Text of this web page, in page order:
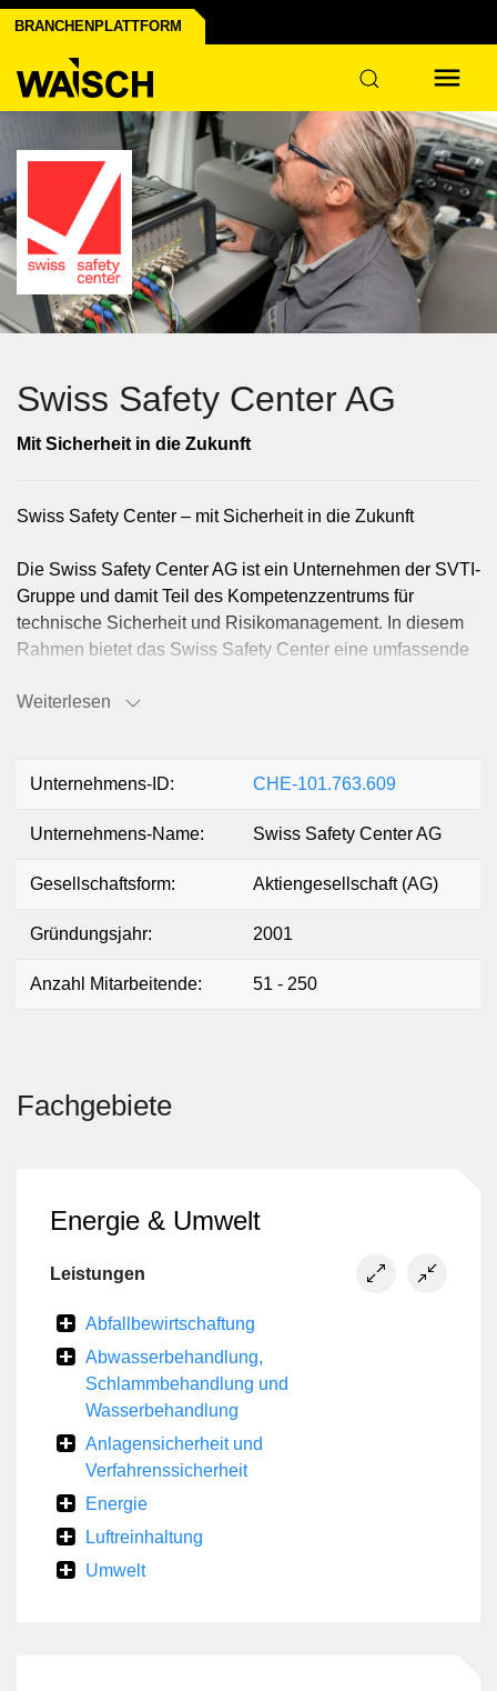
BRANCHENPLATTFORM
Swiss Safety Center AG
Mit Sicherheit in die Zukunft
Swiss Safety Center – mit Sicherheit in die Zukunft
Die Swiss Safety Center AG ist ein Unternehmen der SVTI-
Gruppe und damit Teil des Kompetenzzentrums für
technische Sicherheit und Risikomanagement. In diesem
Rahmen bietet das Swiss Safety Center eine umfassende
an. Dazu zählen Prüfungen, Zulassungen, Inspektionen,
Werkstoffprüfungen, Schadenprävention sowie
Weiterlesen
Unternehmens-ID: CHE-101.763.609
Unternehmens-Name: Swiss Safety Center AG
Gesellschaftsform: Aktiengesellschaft (AG)
Gründungsjahr: 2001
Anzahl Mitarbeitende: 51 - 250
Fachgebiete
Energie & Umwelt
Leistungen
Abfallbewirtschaftung
Abwasserbehandlung,
Schlammbehandlung und
Wasserbehandlung
Anlagensicherheit und
Verfahrenssicherheit
Energie
Luftreinhaltung
Umwelt